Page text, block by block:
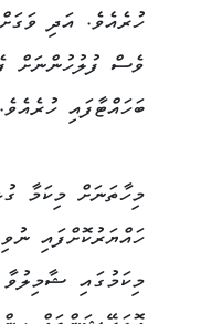
ހުރެއެވެ. އަދި
ވެސް ފުލުހުންނަށް
ބަހައްޓާފައި ހުރެއެވެ.
މިހާތަނަށް މިކަމާ
ހައްޔަރުކޮށްފައި
މިކަމުގައި